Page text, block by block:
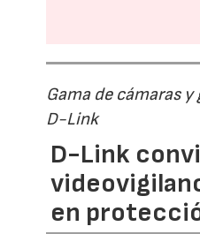
Gama de cámaras
D-Link
D-Link
en